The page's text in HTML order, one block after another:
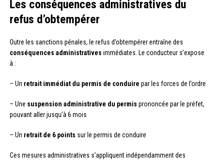
Les conséquences administratives du
refus d’obtempérer
Outre les sanctions pénales, le refus d’obtempérer entraîne des
conséquences administratives immédiates. Le conducteur s’expose
à :
– Un retrait immédiat du permis de conduire par les forces de l’ordre
– Une suspension administrative du permis prononcée par le préfet,
pouvant aller jusqu’à 6 mois
– Un retrait de 6 points sur le permis de conduire
Ces mesures administratives s’appliquent indépendamment des